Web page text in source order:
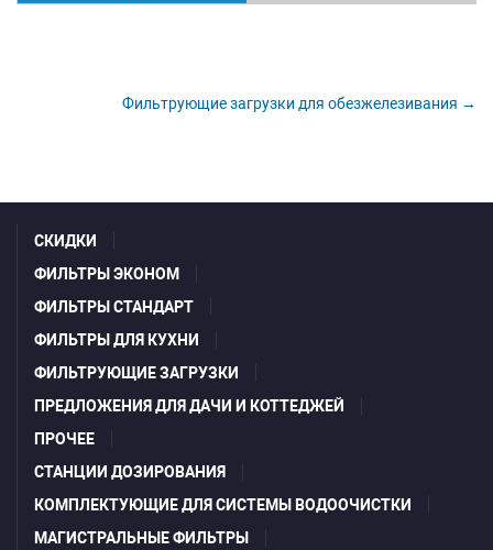
Фильтрующие загрузки для обезжелезивания →
СКИДКИ
ФИЛЬТРЫ ЭКОНОМ
ФИЛЬТРЫ СТАНДАРТ
ФИЛЬТРЫ ДЛЯ КУХНИ
ФИЛЬТРУЮЩИЕ ЗАГРУЗКИ
ПРЕДЛОЖЕНИЯ ДЛЯ ДАЧИ И КОТТЕДЖЕЙ
ПРОЧЕЕ
СТАНЦИИ ДОЗИРОВАНИЯ
КОМПЛЕКТУЮЩИЕ ДЛЯ СИСТЕМЫ ВОДООЧИСТКИ
МАГИСТРАЛЬНЫЕ ФИЛЬТРЫ